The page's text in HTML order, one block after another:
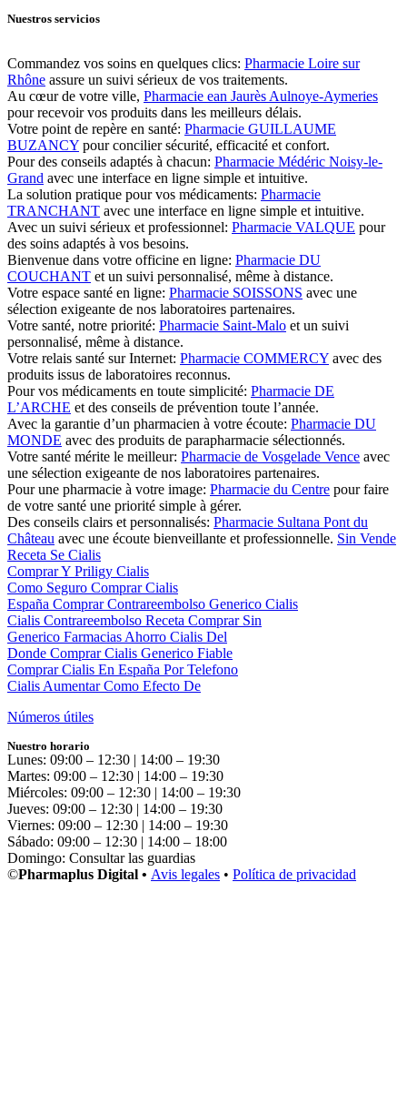
Nuestros servicios
Commandez vos soins en quelques clics: Pharmacie Loire sur
Rhône assure un suivi sérieux de vos traitements.
Au cœur de votre ville, Pharmacie ean Jaurès Aulnoye-Aymeries
pour recevoir vos produits dans les meilleurs délais.
Votre point de repère en santé: Pharmacie GUILLAUME
BUZANCY pour concilier sécurité, efficacité et confort.
Pour des conseils adaptés à chacun: Pharmacie Médéric Noisy-le-
Grand avec une interface en ligne simple et intuitive.
La solution pratique pour vos médicaments: Pharmacie
TRANCHANT avec une interface en ligne simple et intuitive.
Avec un suivi sérieux et professionnel: Pharmacie VALQUE pour
des soins adaptés à vos besoins.
Bienvenue dans votre officine en ligne: Pharmacie DU
COUCHANT et un suivi personnalisé, même à distance.
Votre espace santé en ligne: Pharmacie SOISSONS avec une
sélection exigeante de nos laboratoires partenaires.
Votre santé, notre priorité: Pharmacie Saint-Malo et un suivi
personnalisé, même à distance.
Votre relais santé sur Internet: Pharmacie COMMERCY avec des
produits issus de laboratoires reconnus.
Pour vos médicaments en toute simplicité: Pharmacie DE
L’ARCHE et des conseils de prévention toute l’année.
Avec la garantie d’un pharmacien à votre écoute: Pharmacie DU
MONDE avec des produits de parapharmacie sélectionnés.
Votre santé mérite le meilleur: Pharmacie de Vosgelade Vence avec
une sélection exigeante de nos laboratoires partenaires.
Pour une pharmacie à votre image: Pharmacie du Centre pour faire
de votre santé une priorité simple à gérer.
Des conseils clairs et personnalisés: Pharmacie Sultana Pont du
Château avec une écoute bienveillante et professionnelle. Sin Vende
Receta Se Cialis
Comprar Y Priligy Cialis
Como Seguro Comprar Cialis
España Comprar Contrareembolso Generico Cialis
Cialis Contrareembolso Receta Comprar Sin
Generico Farmacias Ahorro Cialis Del
Donde Comprar Cialis Generico Fiable
Comprar Cialis En España Por Telefono
Cialis Aumentar Como Efecto De
Números útiles
Nuestro horario
Lunes: 09:00 – 12:30 | 14:00 – 19:30
Martes: 09:00 – 12:30 | 14:00 – 19:30
Miércoles: 09:00 – 12:30 | 14:00 – 19:30
Jueves: 09:00 – 12:30 | 14:00 – 19:30
Viernes: 09:00 – 12:30 | 14:00 – 19:30
Sábado: 09:00 – 12:30 | 14:00 – 18:00
Domingo: Consultar las guardias
©Pharmaplus Digital • Avis legales • Política de privacidad